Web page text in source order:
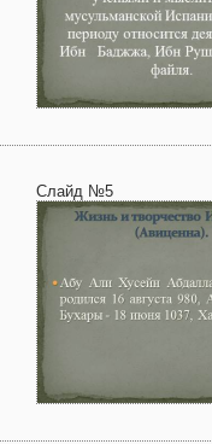
Слайд №5